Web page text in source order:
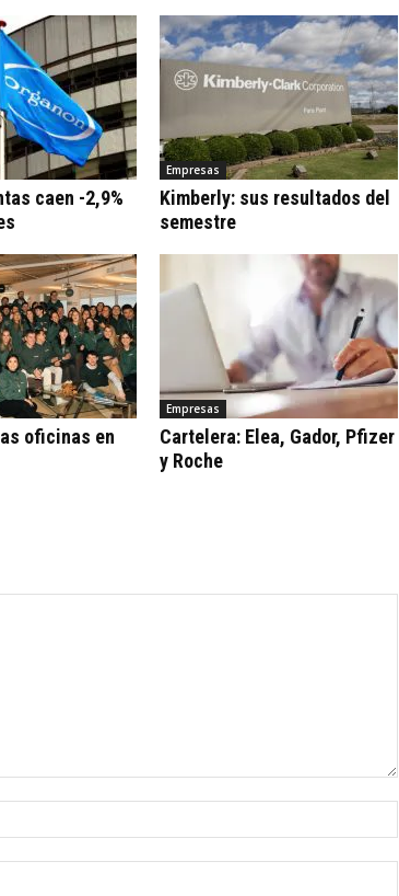
caen -2,9%
Empresas
Kimberly: sus resultados del
semestre
oficinas en
Empresas
Cartelera: Elea, Gador, Pfizer
y Roche